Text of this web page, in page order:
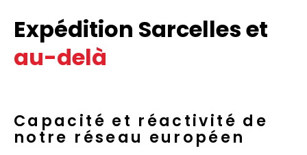
Expédition Sarcelles et
au-delà
Capacité et réactivité de
notre réseau européen